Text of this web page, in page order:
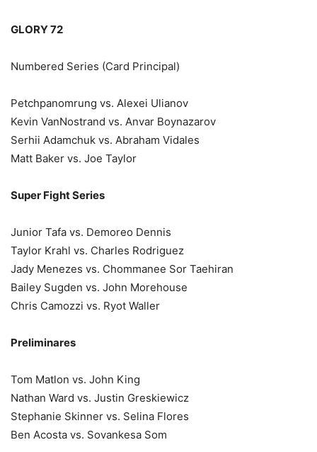
GLORY 72
Numbered Series (Card Principal)
Petchpanomrung vs. Alexei Ulianov
Kevin VanNostrand vs. Anvar Boynazarov
Serhii Adamchuk vs. Abraham Vidales
Matt Baker vs. Joe Taylor
Super Fight Series
Junior Tafa vs. Demoreo Dennis
Taylor Krahl vs. Charles Rodriguez
Jady Menezes vs. Chommanee Sor Taehiran
Bailey Sugden vs. John Morehouse
Chris Camozzi vs. Ryot Waller
Preliminares
Tom Matlon vs. John King
Nathan Ward vs. Justin Greskiewicz
Stephanie Skinner vs. Selina Flores
Ben Acosta vs. Sovankesa Som